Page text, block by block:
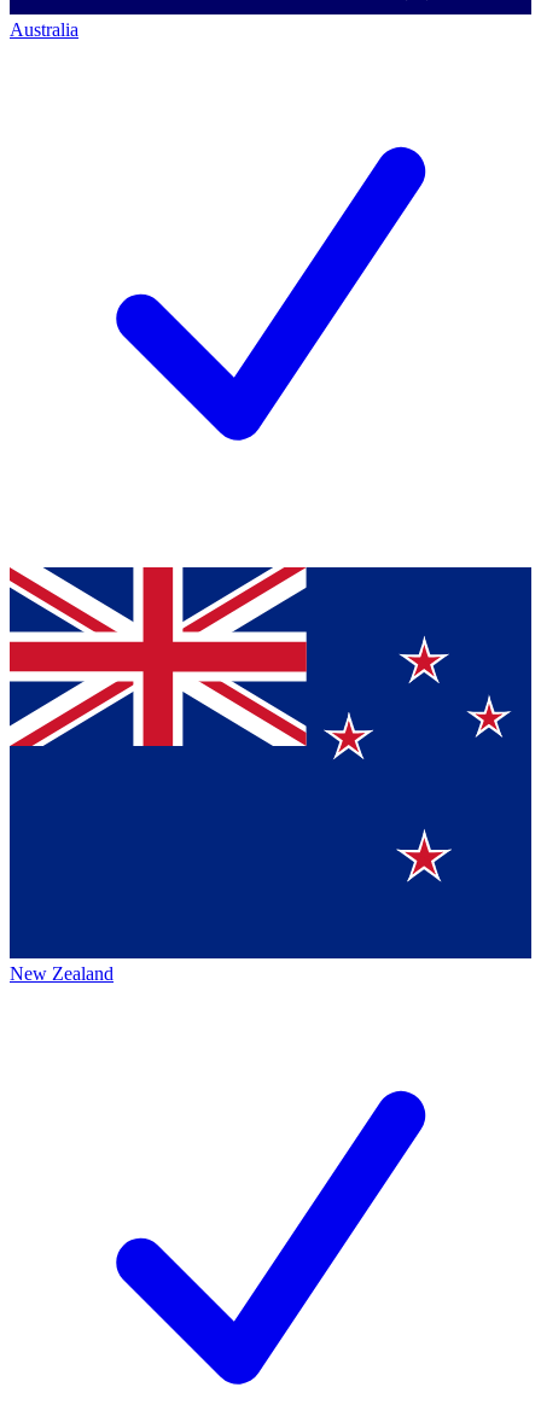
Australia
New Zealand